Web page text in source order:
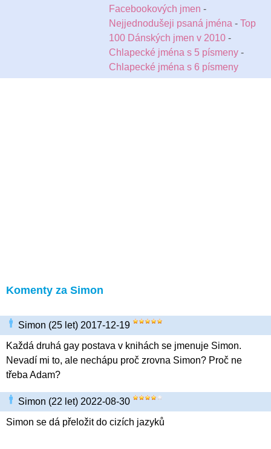
Facebookových jmen -
Nejjednodušeji psaná jména - Top
100 Dánských jmen v 2010 -
Chlapecké jména s 5 písmeny -
Chlapecké jména s 6 písmeny
Komenty za Simon
Simon (25 let) 2017-12-19
Každá druhá gay postava v knihách se jmenuje Simon.
Nevadí mi to, ale nechápu proč zrovna Simon? Proč ne
třeba Adam?
Simon (22 let) 2022-08-30
Simon se dá přeložit do cizích jazyků